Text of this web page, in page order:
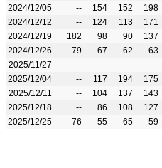
2024/12/05
-- 154 152 198
2024/12/12
-- 124 113 171
2024/12/19
182 98 90 137
2024/12/26
79 67 62 63
2025/11/27
-- -- -- --
2025/12/04
-- 117 194 175
2025/12/11
-- 104 137 143
2025/12/18
-- 86 108 127
2025/12/25
76 55 65 59